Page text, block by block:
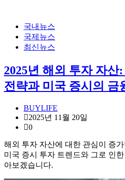
국내뉴스
국제뉴스
최신뉴스
2025년 해외 투자 자
전략과 미국 증시의 금
BUYLIFE
2025년 11월 20일
0
해외 투자 자산에 대한 관심이 증
미국 증시 투자 트렌드와 그로 인
아보겠습니다.